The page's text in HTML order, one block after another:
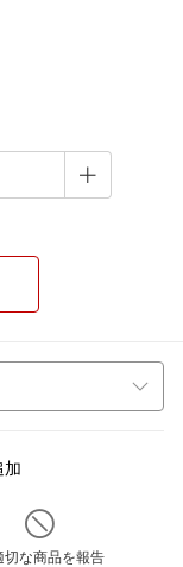
加
切な商品を報告